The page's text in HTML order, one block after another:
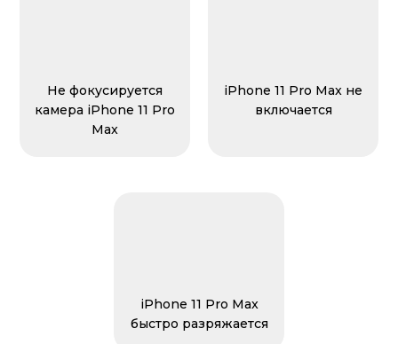
Не фокусируется
камера iPhone 11 Pro
Max
iPhone 11 Pro Max не
включается
iPhone 11 Pro Max
быстро разряжается